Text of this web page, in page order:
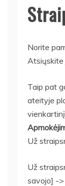
Norite
Atsiųskite
Taip pat
ateityje
Už
Už
savojo] ->